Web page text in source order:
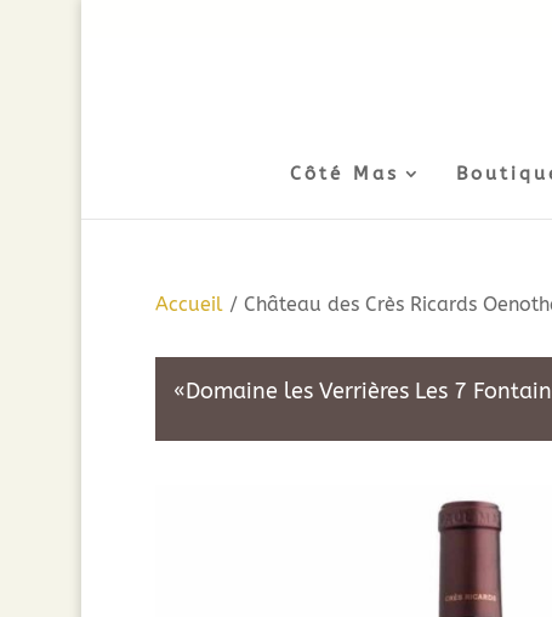
Côté Mas
Accueil/ Château des Crès Ricards
«Domaine les Verrières Les 7